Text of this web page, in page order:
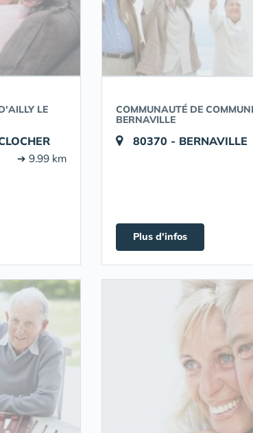
LE
➔ 9.99 km
COMMUNAUTÉ DE
BERNAVILLE
80370 - BERNAVILLE
Plus d'infos